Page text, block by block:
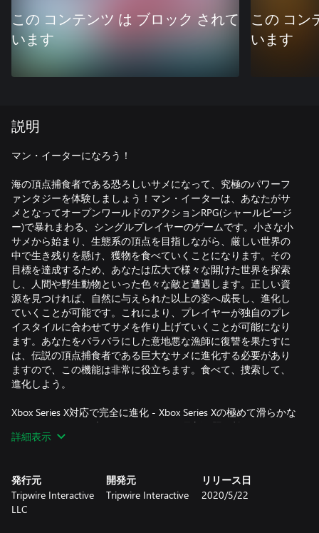
この コンテンツ は ブロック されて
います
この コン
います
説明
マン・イーターになろう！
海の頂点捕食者である恐ろしいサメになって、究極のパワーフ
ァンタジーを体験しましょう！マン・イーターは、あなたがサ
メとなってオープンワールドのアクションRPG(シャールピージ
ー)で暴れまわる、シングルプレイヤーのゲームです。小さな小
サメから始まり、生態系の頂点を目指しながら、厳しい世界の
中で生き残りを懸け、獲物を食べていくことになります。その
目標を達成するため、あなたは広大で様々な開けた世界を探索
し、人間や野生動物といった色々な敵と遭遇します。正しい資
源を見つければ、自然に与えられた以上の姿へ成長し、進化し
ていくことが可能です。これにより、プレイヤーが独自のプレ
イスタイルに合わせてサメを作り上げていくことが可能になり
ます。あなたをバラバラにした意地悪な漁師に復讐を果たすに
は、伝説の頂点捕食者である巨大なサメに進化する必要があり
ますので、この機能は非常に役立ちます。食べて、捜索して、
進化しよう。
Xbox Series X対応で完全に進化 - Xbox Series Xの極めて滑らかな
60FTPのネイティブ4K HDRサポート、最新の照明効果といった
性能を最大限に活用できるManeaterの次なる進化が登場です！
グは、リリース後のパッチで登場予定です。
比類なきストーリー – Chris Parnell (Saturday Night Live、30
詳細表示
発行元
Tripwire Interactive
LLC
開発元
Tripwire Interactive
リリース日
2020/5/22